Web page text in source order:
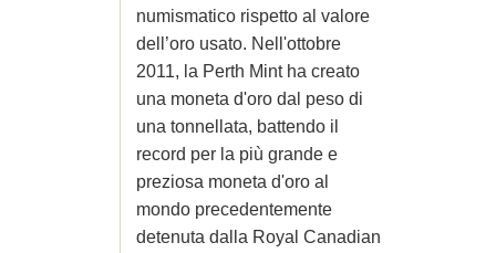
numismatico rispetto al valore
dell’oro usato. Nell'ottobre
2011, la Perth Mint ha creato
una moneta d'oro dal peso di
una tonnellata, battendo il
record per la più grande e
preziosa moneta d'oro al
mondo precedentemente
detenuta dalla Royal Canadian